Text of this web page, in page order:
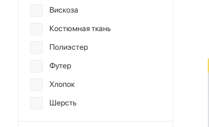
Вискоза
Костюмная ткань
Полиэстер
Футер
Хлопок
Шерсть